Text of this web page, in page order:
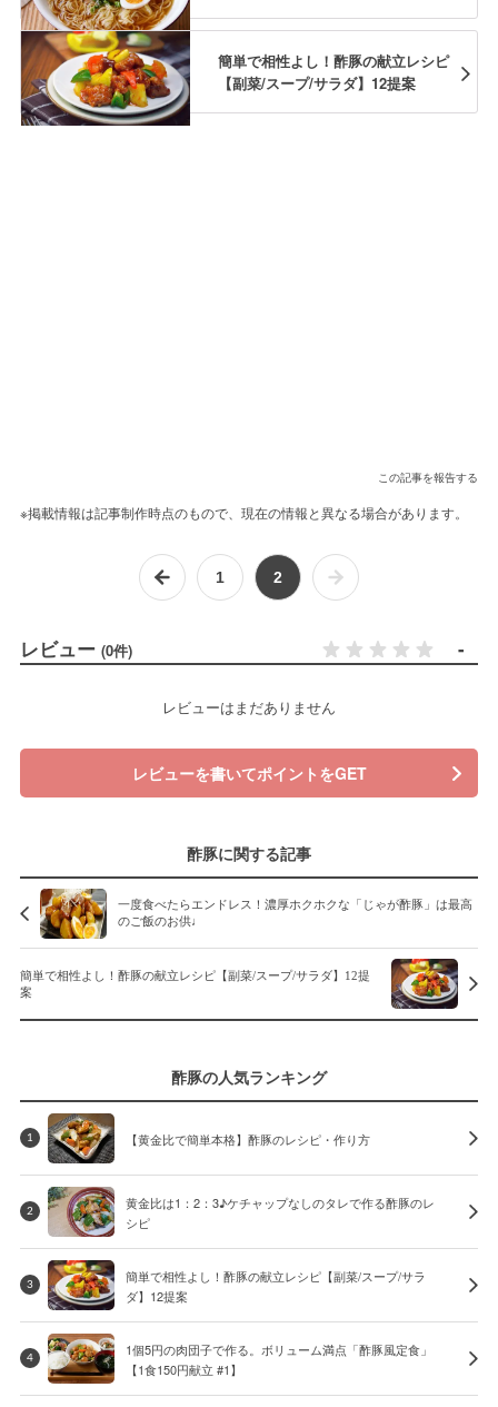
簡単で相性よし！酢豚の献立レシピ
【副菜/スープ/サラダ】12提案
この記事を報告する
※掲載情報は記事制作時点のもので、現在の情報と異なる場合があります。
1 2
レビュー (0件) -
レビューはまだありません
レビューを書いてポイントをGET
酢豚に関する記事
一度食べたらエンドレス！濃厚ホクホクな「じゃが酢豚」は最高
のご飯のお供♩
簡単で相性よし！酢豚の献立レシピ【副菜/スープ/サラダ】12提
案
酢豚の人気ランキング
1 【黄金比で簡単本格】酢豚のレシピ・作り方
2
黄金比は1：2：3♪ケチャップなしのタレで作る酢豚のレ
シピ
3
簡単で相性よし！酢豚の献立レシピ【副菜/スープ/サラ
ダ】12提案
4
1個5円の肉団子で作る。ボリューム満点「酢豚風定食」
【1食150円献立 #1】